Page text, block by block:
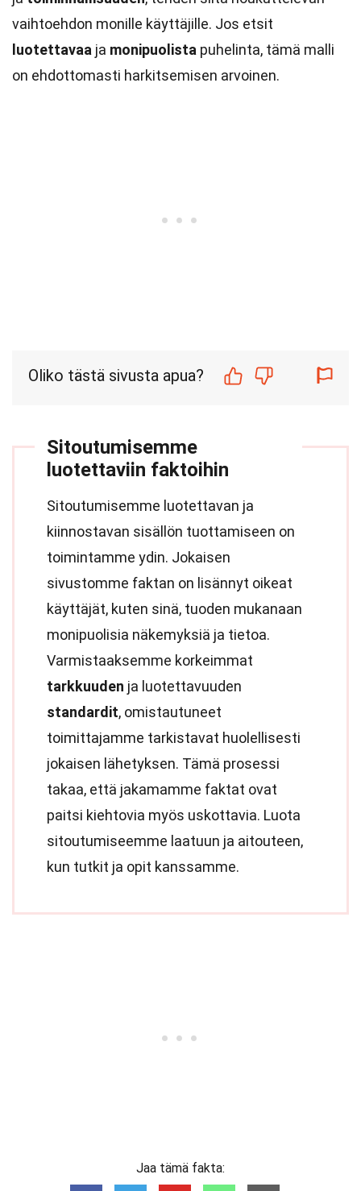
vaihtoehdon monille käyttäjille. Jos etsit
luotettavaa ja monipuolista puhelinta, tämä malli
on ehdottomasti harkitsemisen arvoinen.
Oliko tästä sivusta apua?
Sitoutumisemme
luotettaviin faktoihin
Sitoutumisemme luotettavan ja
kiinnostavan sisällön tuottamiseen on
toimintamme ydin. Jokaisen
sivustomme faktan on lisännyt oikeat
käyttäjät, kuten sinä, tuoden mukanaan
monipuolisia näkemyksiä ja tietoa.
Varmistaaksemme korkeimmat
tarkkuuden ja luotettavuuden
standardit, omistautuneet
toimittajamme tarkistavat huolellisesti
jokaisen lähetyksen. Tämä prosessi
takaa, että jakamamme faktat ovat
paitsi kiehtovia myös uskottavia. Luota
sitoutumiseemme laatuun ja aitouteen,
kun tutkit ja opit kanssamme.
Jaa tämä fakta: